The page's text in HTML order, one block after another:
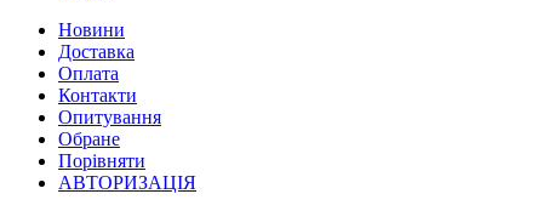
Новини
Доставка
Оплата
Контакти
Опитування
Обране
Порівняти
АВТОРИЗАЦІЯ